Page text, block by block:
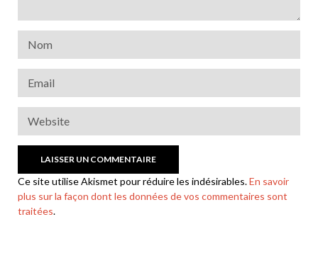
Ce site utilise Akismet pour réduire les indésirables.En savoir
plus sur la façon dont les données de vos commentaires sont
traitées.